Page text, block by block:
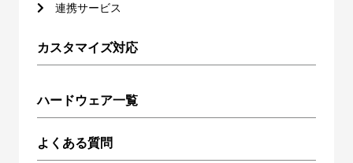
連携サービス
カスタマイズ対応
ハードウェア一覧
よくある質問